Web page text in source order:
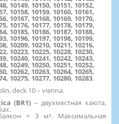
10149, 10150, 10151, 10152,
10158, 10159, 10160, 10161,
10167, 10168, 10169, 10170,
10176, 10177, 10178, 10179,
10185, 10186, 10187, 10188,
10196, 10197, 10198, 10199,
10209, 10210, 10211, 10216,
10223, 10225, 10228, 10230,
10240, 10241, 10242, 10243,
10249, 10250, 10251, 10252,
10262, 10263, 10264, 10265,
10275, 10277, 10280, 10283.
deck 10 – vienna.
(BR1) – двухместная каюта,
≈ 3 м². Максимальная